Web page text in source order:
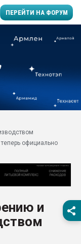
ПЕРЕЙТИ НА ФОРУМ
Вакуум-формовочные
28.07.2026
28.07.2026
Всё, что касается
бутылок
вакуумного
Продам отходы
поликарбоната и АБС-
официально
и